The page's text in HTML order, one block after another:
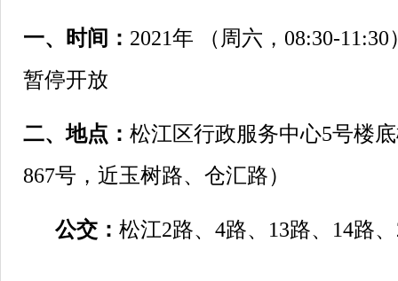
一、时间： 2021年 （周六， 08:30-11:30
暂停开放
二、地点： 松江区行政服务中心5号楼
867号，近玉树路、仓汇路）
公交： 松江2路、 4路、 13路、 14路、